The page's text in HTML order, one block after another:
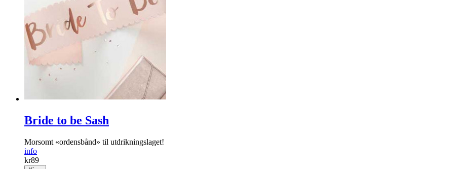
Bride to be Sash
Morsomt «ordensbånd» til utdrikningslaget!
info
kr89